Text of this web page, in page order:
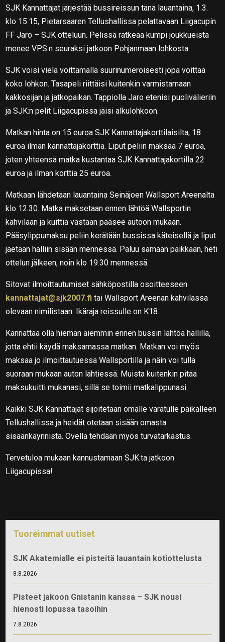
SJK Kannattajat järjestää bussireissun tänä lauantaina, 1.3.
klo 15.15, Pietarsaaren Tellushallissa pelattavaan Liigacupin
FF Jaro – SJK otteluun. Pelissä ratkeaa kumpi joukkueista
menee VPS:n seuraksi jatkoon Pohjanmaan lohkosta.
SJK voisi vielä voittamalla suurinumeroisesti jopa voittaa
koko lohkon. Tasapeli riittäisi kuitenkin varmistamaan
kakkosijan ja jatkopaikan. Tappiolla Jaro etenisi puolivälieriin
ja SJK:n pelit Liigacupissa jäisi alkulohkoon.
Matkan hinta on 15 euroa SJK Kannattajakorttilaisilta, 18
euroa ilman kannattajakorttia. Liput peliin maksaa 7 euroa,
joten yhteensä matka kustantaa SJK Kannattajakortilla 22
euroa ja ilman korttia 25 euroa.
Matkaan lähdetään lauantaina Seinäjoen Wallsport Areenalta
klo 12.30. Matka maksetaan ennen lähtöä Wallsportin
kahvilaan ja kuittia vastaan pääsee autoon mukaan.
Pääsylippumaksu peliin kerätään bussissa käteisellä ja liput
jaetaan halliin sisään mennessä. Paluu samaan paikkaan, heti
ottelun jälkeen, noin klo 19.30 mennessä.
Sitovat ilmoittautumiset sähköpostilla osoitteeseen
kannattajat@sjk2007.fi tai Wallsport Areenan kahvilassa
olevaan nimilistaan. Ikäraja reissulle on K18.
Kannattaa olla hieman aiemmin ennen bussin lähtöä hallilla,
jotta ehtii käydä maksamassa matkan. Matkan voi myös
maksaa jo ilmoittautuessa Wallsportilla ja näin voi tulla
suoraan mukaan auton lähtiessä. Muista kuitenkin pitää
maksukuitti mukanasi, sillä se toimii matkalippunasi.
Kaikki SJK Kannattajat sijoitetaan omalle varatulle paikalleen
Tellushallissa ja heidät otetaan sisään omasta
sisäänkäynnistä. Ovella tehdään myös turvatarkastus.
Tervetuloa mukaan kannustamaan SJK:ta jatkoon
Liigacupissa!
Tuoreimmat uutiset
SJK Akatemialle ei pisteitä lauantain kotiottelusta
8.8.2026
Pisteet jakoon Gnistanin kanssa – SJK nousi
hienosti lopussa tasoihin
7.8.2026